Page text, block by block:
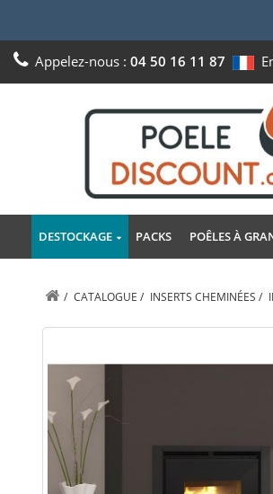
Appelez-nous : 04 50 16 11 87
DESTOCKAGE PACKS POÊLES À
/ CATALOGUE / INSERTS CHEMINÉES /